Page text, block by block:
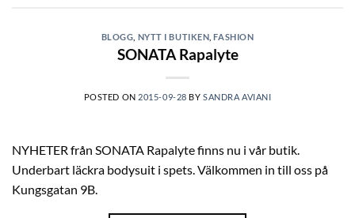
BLOGG NYTT I BUTIKEN ,FASHION
SONATA Rapalyte
POSTED ON 2015-09-28 BYSANDRA AVIANI
NYHETER från SONATA Rapalyte finns nu i vår butik.
Underbart läckra bodysuit i spets. Välkommen in till oss på
Kungsgatan 9B.